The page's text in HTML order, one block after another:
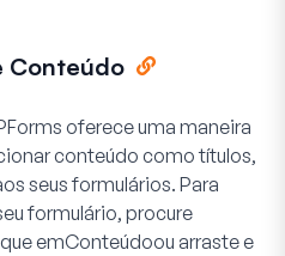
Conteúdo
oferece uma maneira
conteúdo como títulos,
seus formulários. Para
formulário, procure
emConteúdoou arraste e